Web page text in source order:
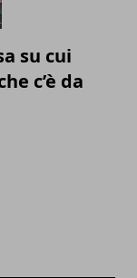
su cui
c’è da